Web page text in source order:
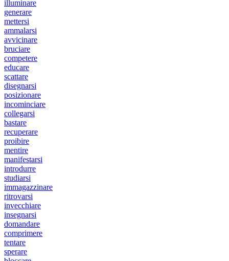
illuminare
generare
mettersi
ammalarsi
avvicinare
bruciare
competere
educare
scattare
disegnarsi
posizionare
incominciare
collegarsi
bastare
recuperare
proibire
mentire
manifestarsi
introdurre
studiarsi
immagazzinare
ritrovarsi
invecchiare
insegnarsi
domandare
comprimere
tentare
sperare